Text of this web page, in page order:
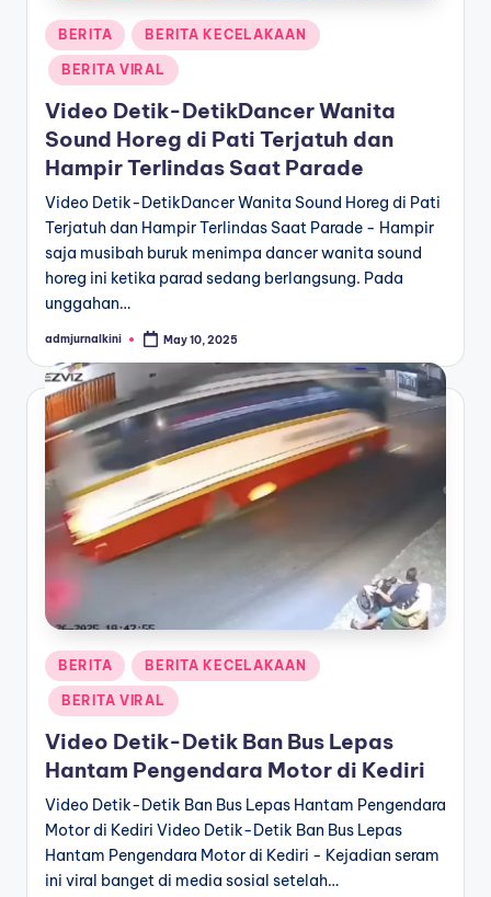
Posted
in
BERITA BERITA KECELAKAAN
BERITA VIRAL
Video Detik-DetikDancer Wanita
Sound Horeg di Pati Terjatuh dan
Hampir Terlindas Saat Parade
Video Detik-DetikDancer Wanita Sound Horeg di Pati
Terjatuh dan Hampir Terlindas Saat Parade - Hampir
saja musibah buruk menimpa dancer wanita sound
horeg ini ketika parad sedang berlangsung. Pada
unggahan…
Posted
admjurnalkini May 10, 2025
Posted
in
BERITA BERITA KECELAKAAN
BERITA VIRAL
Video Detik-Detik Ban Bus Lepas
Hantam Pengendara Motor di Kediri
Video Detik-Detik Ban Bus Lepas Hantam Pengendara
Motor di Kediri Video Detik-Detik Ban Bus Lepas
Hantam Pengendara Motor di Kediri - Kejadian seram
ini viral banget di media sosial setelah…